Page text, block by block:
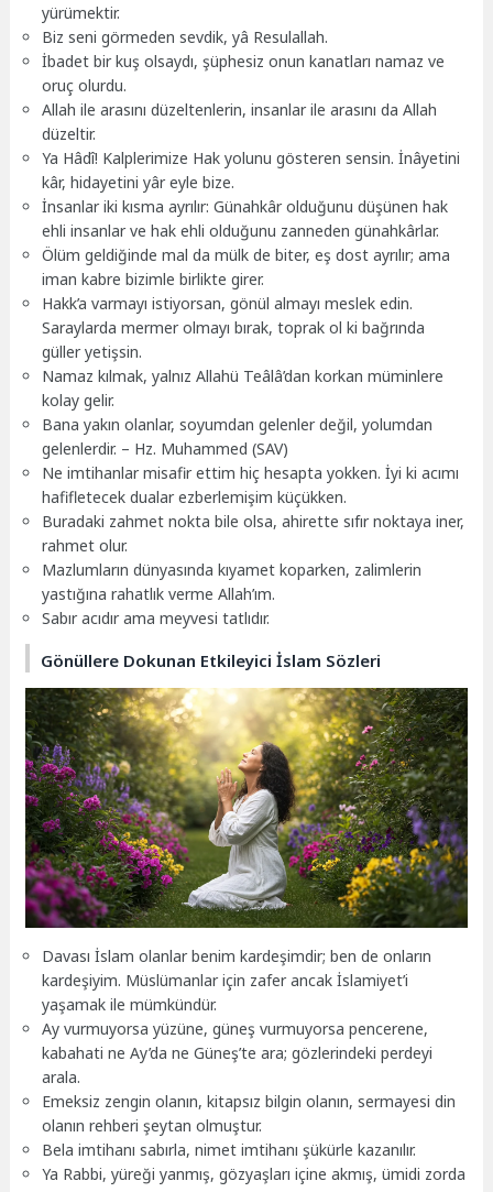
yürümektir.
Biz seni görmeden sevdik, yâ Resulallah.
İbadet bir kuş olsaydı, şüphesiz onun kanatları namaz ve
oruç olurdu.
Allah ile arasını düzeltenlerin, insanlar ile arasını da Allah
düzeltir.
Ya Hâdî! Kalplerimize Hak yolunu gösteren sensin. İnâyetini
kâr, hidayetini yâr eyle bize.
İnsanlar iki kısma ayrılır: Günahkâr olduğunu düşünen hak
ehli insanlar ve hak ehli olduğunu zanneden günahkârlar.
Ölüm geldiğinde mal da mülk de biter, eş dost ayrılır; ama
iman kabre bizimle birlikte girer.
Hakk’a varmayı istiyorsan, gönül almayı meslek edin.
Saraylarda mermer olmayı bırak, toprak ol ki bağrında
güller yetişsin.
Namaz kılmak, yalnız Allahü Teâlâ’dan korkan müminlere
kolay gelir.
Bana yakın olanlar, soyumdan gelenler değil, yolumdan
gelenlerdir. – Hz. Muhammed (SAV)
Ne imtihanlar misafir ettim hiç hesapta yokken. İyi ki acımı
hafifletecek dualar ezberlemişim küçükken.
Buradaki zahmet nokta bile olsa, ahirette sıfır noktaya iner,
rahmet olur.
Mazlumların dünyasında kıyamet koparken, zalimlerin
yastığına rahatlık verme Allah’ım.
Sabır acıdır ama meyvesi tatlıdır.
Gönüllere Dokunan Etkileyici İslam Sözleri
Davası İslam olanlar benim kardeşimdir; ben de onların
kardeşiyim. Müslümanlar için zafer ancak İslamiyet’i
yaşamak ile mümkündür.
Ay vurmuyorsa yüzüne, güneş vurmuyorsa pencerene,
kabahati ne Ay’da ne Güneş’te ara; gözlerindeki perdeyi
arala.
Emeksiz zengin olanın, kitapsız bilgin olanın, sermayesi din
olanın rehberi şeytan olmuştur.
Bela imtihanı sabırla, nimet imtihanı şükürle kazanılır.
Ya Rabbi, yüreği yanmış, gözyaşları içine akmış, ümidi zorda